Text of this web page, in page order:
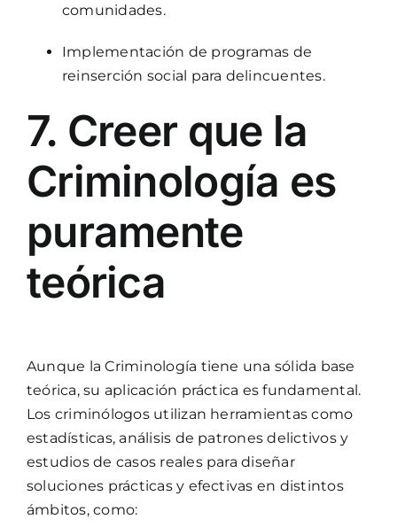
comunidades.
Implementación de programas de
reinserción social para delincuentes.
7. Creer que la
Criminología es
puramente
teórica
Aunque la Criminología tiene una sólida base
teórica, su aplicación práctica es fundamental.
Los criminólogos utilizan herramientas como
estadísticas, análisis de patrones delictivos y
estudios de casos reales para diseñar
soluciones prácticas y efectivas en distintos
ámbitos, como: